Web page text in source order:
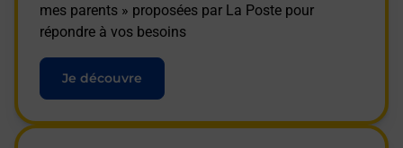
mes parents » proposées par La Poste pour
répondre à vos besoins
Je découvre